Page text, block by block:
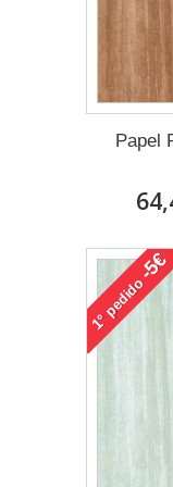
Papel
1°
pedido
-5€